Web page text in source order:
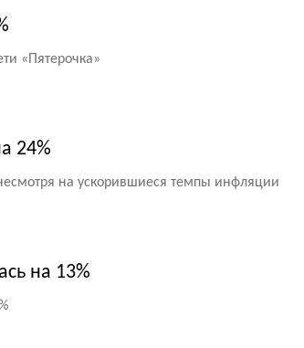
« Пятерочка»
24%
на ускорившиеся темпы инфляции
на 13%